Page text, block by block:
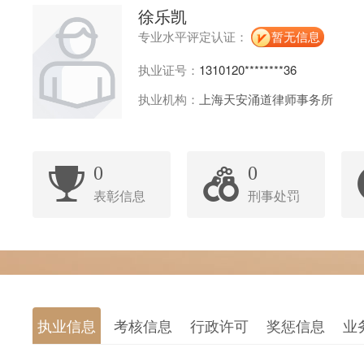
徐乐凯
专业水平评定认证：
暂无信息
执业证号： 1310120********36
执业机构： 上海天安涌道律师事务所
0
表彰信息
0
刑事处罚
执业信息 考核信息 行政许可 奖惩信息 业